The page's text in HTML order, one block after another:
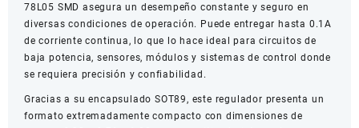
78L05 SMD asegura un desempeño constante y seguro en
diversas condiciones de operación. Puede entregar hasta 0.1A
de corriente continua, lo que lo hace ideal para circuitos de
baja potencia, sensores, módulos y sistemas de control donde
se requiera precisión y confiabilidad.
Gracias a su encapsulado SOT89, este regulador presenta un
formato extremadamente compacto con dimensiones de